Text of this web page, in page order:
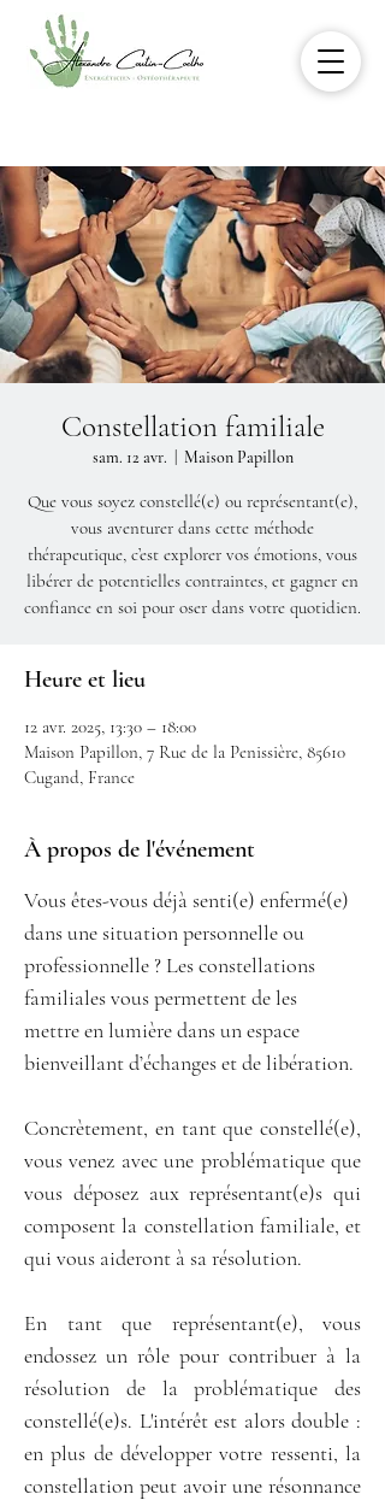
Constellation familiale
sam. 12 avr. Maison Papillon
Que vous soyez constellé(e) ou représentant(e),
vous aventurer dans cette méthode
thérapeutique, c’est explorer vos émotions, vous
libérer de potentielles contraintes, et gagner en
confiance en soi pour oser dans votre quotidien.
Heure et lieu
12 avr. 2025, 13:30 – 18:00
Maison Papillon, 7 Rue de la Penissière, 85610
Cugand, France
À propos de l'événement
Vous êtes-vous déjà senti(e) enfermé(e)
dans une situation personnelle ou
professionnelle ? Les constellations
familiales vous permettent de les
mettre en lumière dans un espace
bienveillant d’échanges et de libération.
Concrètement, en tant que constellé(e),
vous venez avec une problématique que
vous déposez aux représentant(e)s qui
composent la constellation familiale, et
qui vous aideront à sa résolution.
En tant que représentant(e), vous
endossez un rôle pour contribuer à la
résolution de la problématique des
constellé(e)s. L'intérêt est alors double :
en plus de développer votre ressenti, la
constellation peut avoir une résonnance